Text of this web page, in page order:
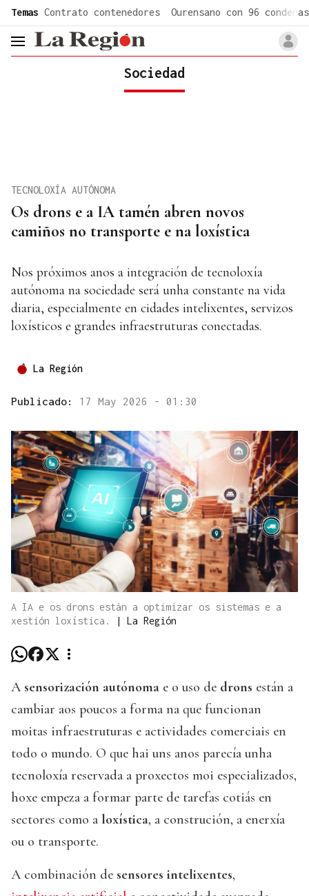
Temas Contrato contenedores Ourensano con 96 condenas
header.menu.open
Sociedad
Os drons e a IA tamén abren novos
camiños no transporte e na loxística
TECNOLOXÍA AUTÓNOMA
Nos próximos anos a integración de tecnoloxía
autónoma na sociedade será unha constante na vida
diaria, especialmente en cidades intelixentes, servizos
loxísticos e grandes infraestruturas conectadas.
La Región
Publicado: 17 May 2026 - 01:30
A IA e os drons están a optimizar os sistemas e a
xestión loxística.
| La Región
A sensorización autónoma e o uso de drons están a
cambiar aos poucos a forma na que funcionan
moitas infraestruturas e actividades comerciais en
todo o mundo. O que hai uns anos parecía unha
tecnoloxía reservada a proxectos moi especializados,
hoxe empeza a formar parte de tarefas cotiás en
sectores como a loxística, a construción, a enerxía
ou o transporte.
A combinación de sensores intelixentes,